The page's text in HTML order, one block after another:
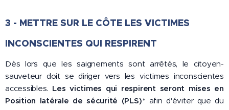
3 - METTRE SUR LE CÔTE LES VICTIMES
INCONSCIENTES QUI RESPIRENT
Dès lors que les saignements sont arrêtés, le citoyen-
sauveteur doit se diriger vers les victimes inconscientes
accessibles. Les victimes qui respirent seront mises en
Position latérale de sécurité (PLS)* afin d'éviter que du